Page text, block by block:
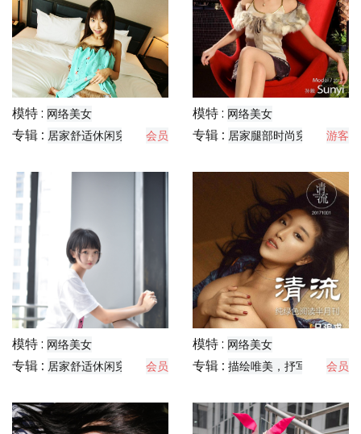
模特 : 网络美女
专辑 : 居家舒适休闲穿搭分享
会员
模特 : 网络美女
专辑 : 居家腿部时尚穿搭分享
游客
模特 : 网络美女
专辑 : 居家舒适休闲穿搭分享
会员
模特 : 网络美女
专辑 : 描绘唯美，抒写故事会员